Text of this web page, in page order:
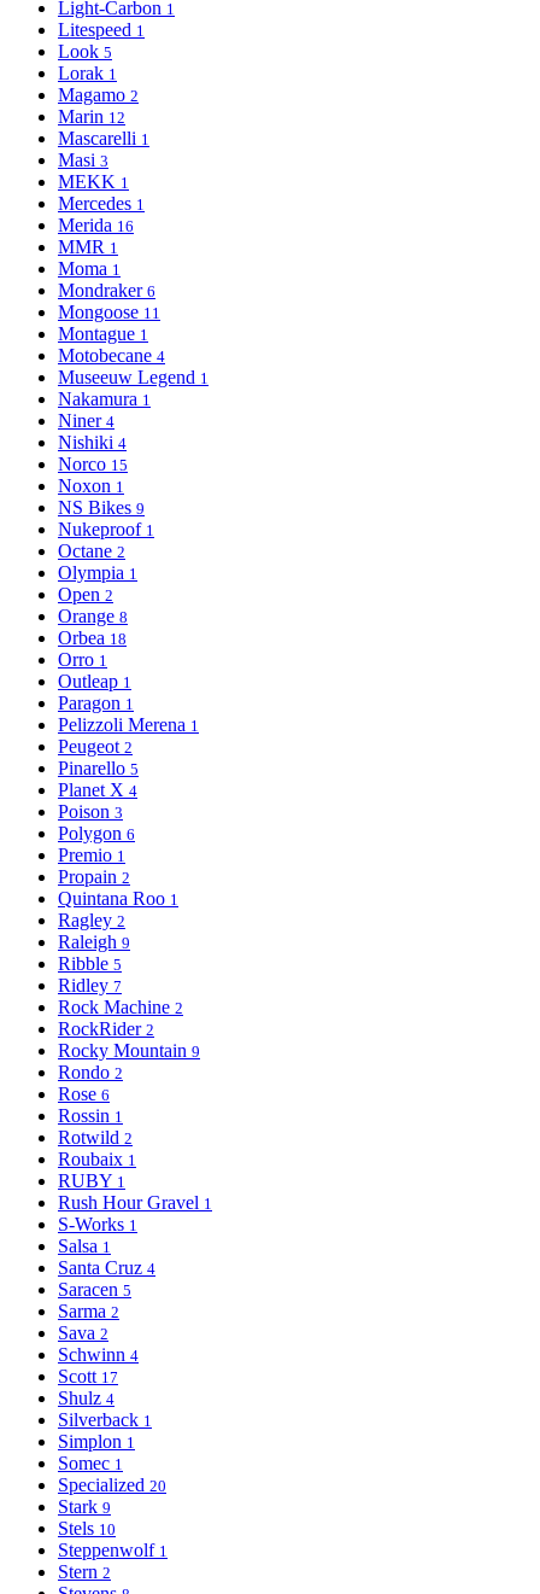
Light-Сarbon 1
Litespeed 1
Look 5
Lorak 1
Magamo 2
Marin 12
Mascarelli 1
Masi 3
MEKK 1
Mercedes 1
Merida 16
MMR 1
Moma 1
Mondraker 6
Mongoose 11
Montague 1
Motobecane 4
Museeuw Legend 1
Nakamura 1
Niner 4
Nishiki 4
Norco 15
Noxon 1
NS Bikes 9
Nukeproof 1
Octane 2
Olympia 1
Open 2
Orange 8
Orbea 18
Orro 1
Outleap 1
Paragon 1
Pelizzoli Merena 1
Peugeot 2
Pinarello 5
Planet X 4
Poison 3
Polygon 6
Premio 1
Propain 2
Quintana Roo 1
Ragley 2
Raleigh 9
Ribble 5
Ridley 7
Rock Machine 2
RockRider 2
Rocky Mountain 9
Rondo 2
Rose 6
Rossin 1
Rotwild 2
Roubaix 1
RUBY 1
Rush Hour Gravel 1
S-Works 1
Salsa 1
Santa Cruz 4
Saracen 5
Sarma 2
Sava 2
Schwinn 4
Scott 17
Shulz 4
Silverback 1
Simplon 1
Somec 1
Specialized 20
Stark 9
Stels 10
Steppenwolf 1
Stern 2